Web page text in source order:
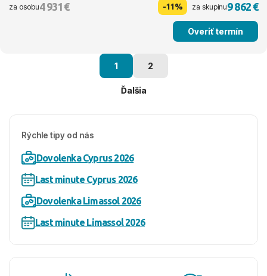
za osobu4 931 € -11% za skupinu9 862 €
Overiť termín
1 2
Ďalšia
Rýchle tipy od nás
Dovolenka Cyprus 2026
Last minute Cyprus 2026
Dovolenka Limassol 2026
Last minute Limassol 2026